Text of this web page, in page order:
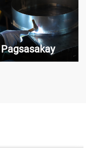
Pagsasakay